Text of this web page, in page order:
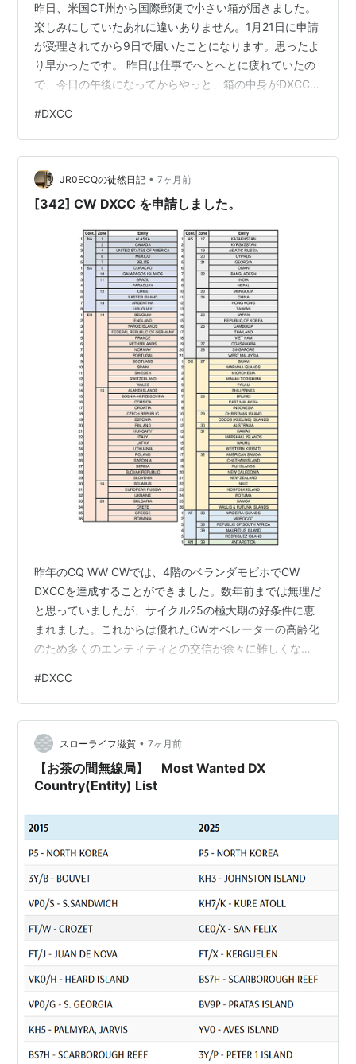
昨日、米国CT州から国際郵便で小さい箱が届きました。
楽しみにしていたあれに違いありません。1月21日に申請
が受理されてから9日で届いたことになります。思ったよ
り早かったです。 昨日は仕事でへとへとに疲れていたの
で、今日の午後になってからやっと、箱の中身がDXCCの
サイズで、マットはオーダーメイドしました。額の色
は、証書の囲いの部分に合わせて茶にし、マットの色
は、"DX CENTURY CLUB" の文字に合わせて緑にしまし
た。 我ながら完璧な仕上がりになりました。Hi そして、
#DXCC
JR0ECQの徒然日記 • 7ヶ月前
[342] CW DXCC を申請しました。
昨年のCQ WW CWでは、4階のベランダモビホでCW
DXCCを達成することができました。数年前までは無理だ
と思っていましたが、サイクル25の極大期の好条件に恵
まれました。これからは優れたCWオペレーターの高齢化
のため多くのエンティティとの交信が徐々に難しくなっ
事に達成できてほっとしています。 さて、その後、紙の
カードについて12月6日にフィールドチェックを受け、1
月7日にその結果がLoTWに反映されましたので、さっそ
くCW DXCCを申請しました。あとは順位表にコールサイ
ンが載るのと証書が届…
#DXCC
スローライフ滋賀 • 7ヶ月前
【お茶の間無線局】 Most Wanted DX
Country(Entity) List